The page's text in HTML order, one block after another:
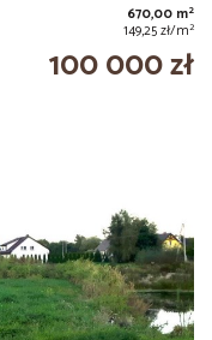
670,00 m2
149,25 zł/m2
100 000 zł